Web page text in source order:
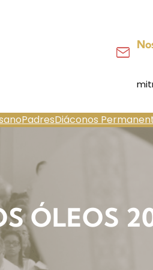
PadresDiáconos
ÓLEOS